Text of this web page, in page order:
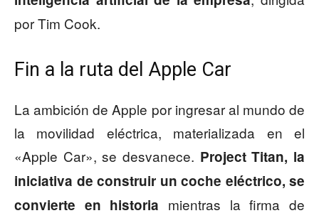
por Tim Cook.
Fin a la ruta del Apple Car
La ambición de Apple por ingresar al mundo de
la movilidad eléctrica, materializada en el
«Apple Car», se desvanece. Project Titan, la
iniciativa de construir un coche eléctrico, se
convierte en historia mientras la firma de